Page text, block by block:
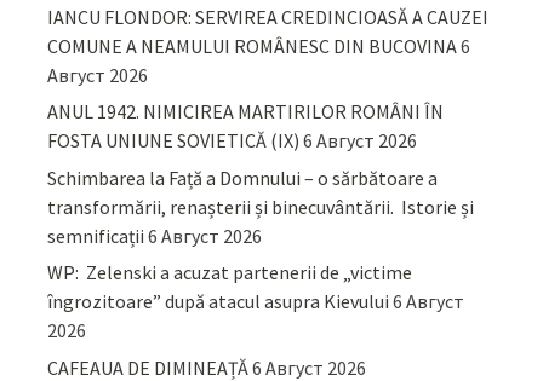
IANCU FLONDOR: SERVIREA CREDINCIOASĂ A CAUZEI
COMUNE A NEAMULUI ROMÂNESC DIN BUCOVINA6
Август 2026
ANUL 1942. NIMICIREA MARTIRILOR ROMÂNI ÎN
FOSTA UNIUNE SOVIETICĂ (IX) 6 Август 2026
Schimbarea la Față a Domnului – o sărbătoare a
transformării, renașterii și binecuvântării. Istorie și
semnificații 6 Август 2026
WP: Zelenski a acuzat partenerii de „victime
îngrozitoare” după atacul asupra Kievului 6 Август
2026
CAFEAUA DE DIMINEAȚĂ6 Август 2026